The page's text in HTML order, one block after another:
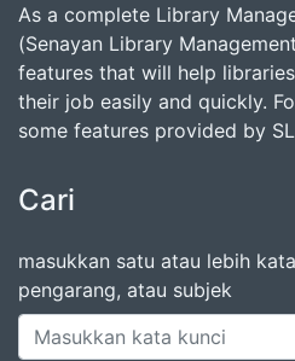
As a complete Library
(Senayan Library
features that will help
their job easily and quickly.
some features provided by
Cari
masukkan satu atau lebih
pengarang, atau subjek